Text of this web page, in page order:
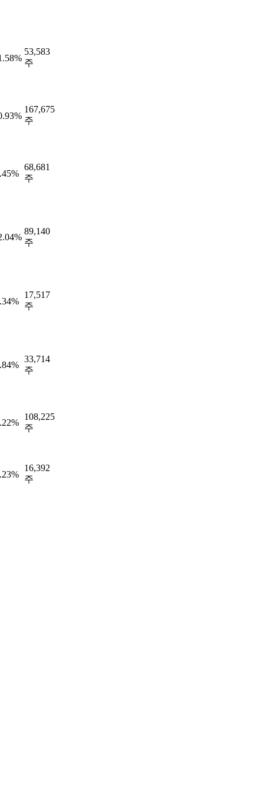
53,583
주
167,675
주
68,681
주
89,140
주
17,517
주
33,714
주
108,225
주
16,392
주